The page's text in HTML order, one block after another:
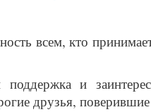
всем, кто
и
друзья,